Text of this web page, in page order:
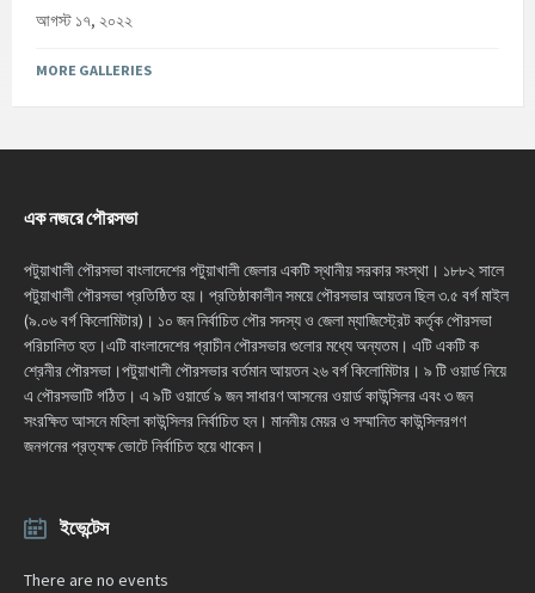
আগস্ট ১৭, ২০২২
MORE GALLERIES
এক নজরে পৌরসভা
পটুয়াখালী পৌরসভা বাংলাদেশের পটুয়াখালী জেলার একটি স্থানীয় সরকার সংস্থা। ১৮৮২ সালে
পটুয়াখালী পৌরসভা প্রতিষ্ঠিত হয়। প্রতিষ্ঠাকালীন সময়ে পৌরসভার আয়তন ছিল ৩.৫ বর্গ মাইল
(৯.০৬ বর্গ কিলোমিটার)। ১০ জন নির্বাচিত পৌর সদস্য ও জেলা ম্যাজিস্ট্রেট কর্তৃক পৌরসভা
পরিচালিত হত।এটি বাংলাদেশের প্রাচীন পৌরসভার গুলোর মধ্যে অন্যতম। এটি একটি ক
শ্রেনীর পৌরসভা।পটুয়াখালী পৌরসভার বর্তমান আয়তন ২৬ বর্গ কিলোমিটার। ৯ টি ওয়ার্ড নিয়ে
এ পৌরসভাটি গঠিত। এ ৯টি ওয়ার্ডে ৯ জন সাধারণ আসনের ওয়ার্ড কাউন্সিলর এবং ৩ জন
সংরক্ষিত আসনে মহিলা কাউন্সিলর নির্বাচিত হন। মাননীয় মেয়র ও সম্মানিত কাউন্সিলরগণ
জনগনের প্রত্যক্ষ ভোটে নির্বাচিত হয়ে থাকেন।
ইভেন্টেস
There are no events